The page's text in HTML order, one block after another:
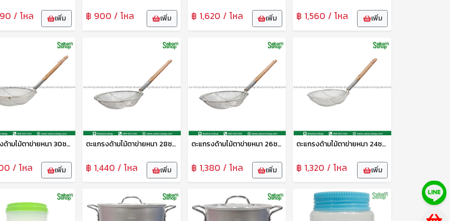
/ โหล เพิ่ม ฿ 900 / โหล เพิ่ม ฿ 1,620 / โหล เพิ่ม ฿ 1,560 / โหล เพิ่ม
ตะแกรงด้ามไม้ตาข่ายหนา 30ซม. CYS
/ โหล เพิ่ม
ตะแกรงด้ามไม้ตาข่ายหนา 28ซม. CYS
฿ 1,440 / โหล เพิ่ม
ตะแกรงด้ามไม้ตาข่ายหนา 26ซม. CYS
฿ 1,380 / โหล เพิ่ม
ตะแกรงด้ามไม้ตาข่ายหนา 24ซม. CYS
฿ 1,320 / โหล เพิ่ม